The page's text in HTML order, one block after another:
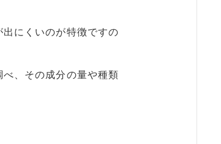
にくいのが特徴ですの
、その成分の量や種類